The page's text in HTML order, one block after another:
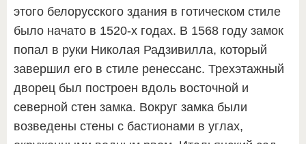
этого белорусского здания в готическом стиле
было начато в 1520-х годах. В 1568 году замок
попал в руки Николая Радзивилла, который
завершил его в стиле ренессанс. Трехэтажный
дворец был построен вдоль восточной и
северной стен замка. Вокруг замка были
возведены стены с бастионами в углах,